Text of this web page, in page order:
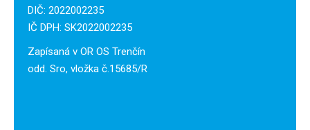
DIČ: 2022002235
IČ DPH: SK2022002235
Zapísaná v OR OS Trenčín
odd. Sro, vložka č.15685/R